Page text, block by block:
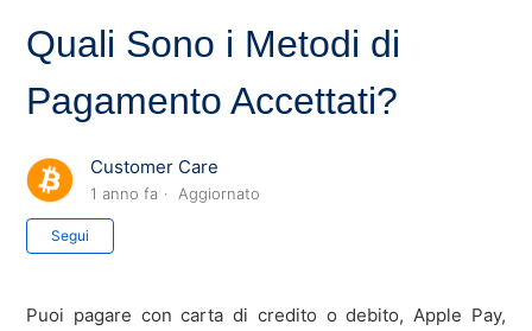
Quali Sono i Metodi di
Pagamento Accettati?
Customer Care
1 anno fa Aggiornato
Segui
Puoi pagare con carta di credito o debito, Apple Pay,